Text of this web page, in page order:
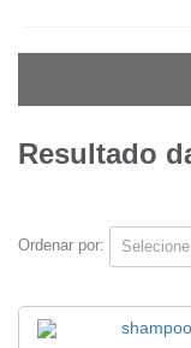
Baby
(1)
Fragrâncias
todas
Resultado
Ordenar por: